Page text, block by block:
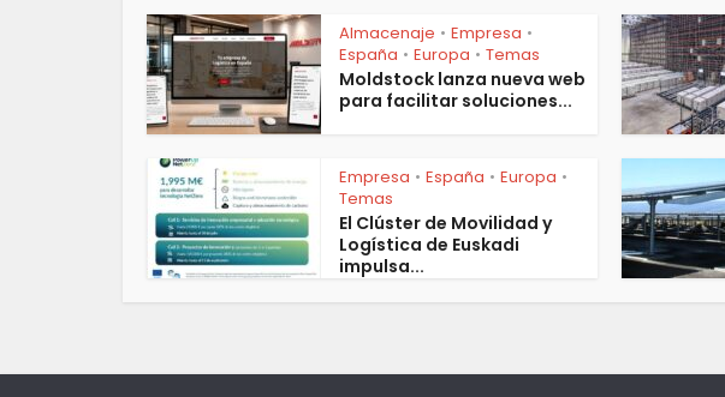
Almacenaje • Empresa •
España • Europa • Temas
Moldstock lanza nueva web
para facilitar soluciones...
Empresa • España • Europa •
Temas
El Clúster de Movilidad y
Logística de Euskadi
impulsa...